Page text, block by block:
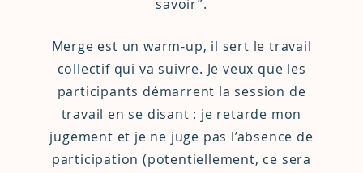
savoir”.
Merge est un warm-up, il sert le travail
collectif qui va suivre. Je veux que les
participants démarrent la session de
travail en se disant : je retarde mon
jugement et je ne juge pas l’absence de
participation (potentiellement, ce sera